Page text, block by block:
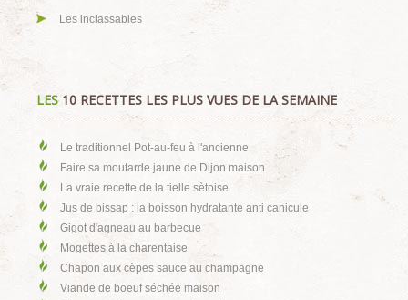
Les inclassables
LES10 RECETTES LES PLUS VUES DE LA SEMAINE
Le traditionnel Pot-au-feu à l'ancienne
Faire sa moutarde jaune de Dijon maison
La vraie recette de la tielle sètoise
Jus de bissap : la boisson hydratante anti canicule
Gigot d'agneau au barbecue
Mogettes à la charentaise
Chapon aux cèpes sauce au champagne
Viande de boeuf séchée maison